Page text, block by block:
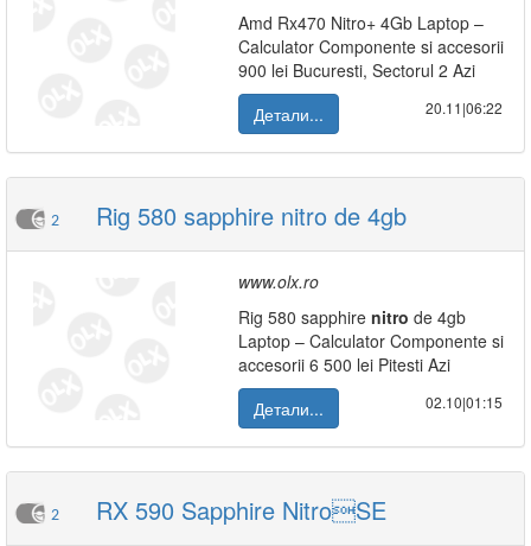
Amd Rx470 Nitro+ 4Gb Laptop –
Calculator Componente si accesorii
900 lei Bucuresti, Sectorul 2 Azi
Детали...
20.11|06:22
2 Rig 580 sapphire nitro de 4gb
www.olx.ro
Rig 580 sapphire nitro de 4gb
Laptop – Calculator Componente si
accesorii 6 500 lei Pitesti Azi
Детали...
02.10|01:15
2 RX 590 Sapphire NitroSE